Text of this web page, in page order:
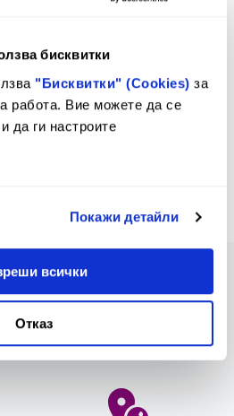
бисквитки
"Бисквитки" (Cookies) за
работа. Вие можете да се
да ги настроите
Покажи детайли
всички
Отказ
закон чрез изискване на
за изпълняване на нареждане за
чужбина.
Тарифа